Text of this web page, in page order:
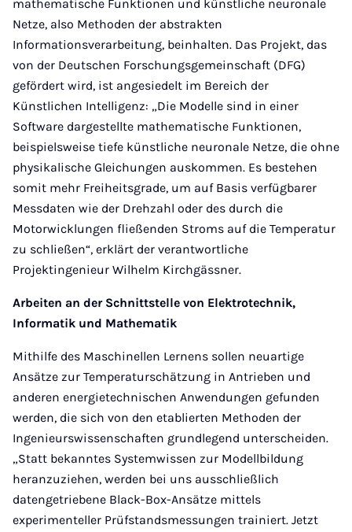
mathematische Funktionen und künstliche neuronale
Netze, also Methoden der abstrakten
Informationsverarbeitung, beinhalten. Das Projekt, das
von der Deutschen Forschungsgemeinschaft (DFG)
gefördert wird, ist angesiedelt im Bereich der
Künstlichen Intelligenz: „Die Modelle sind in einer
Software dargestellte mathematische Funktionen,
beispielsweise tiefe künstliche neuronale Netze, die ohne
physikalische Gleichungen auskommen. Es bestehen
somit mehr Freiheitsgrade, um auf Basis verfügbarer
Messdaten wie der Drehzahl oder des durch die
Motorwicklungen fließenden Stroms auf die Temperatur
zu schließen“, erklärt der verantwortliche
Projektingenieur Wilhelm Kirchgässner.
Arbeiten an der Schnittstelle von Elektrotechnik,
Informatik und Mathematik
Mithilfe des Maschinellen Lernens sollen neuartige
Ansätze zur Temperaturschätzung in Antrieben und
anderen energietechnischen Anwendungen gefunden
werden, die sich von den etablierten Methoden der
Ingenieurswissenschaften grundlegend unterscheiden.
„Statt bekanntes Systemwissen zur Modellbildung
heranzuziehen, werden bei uns ausschließlich
datengetriebene Black-Box-Ansätze mittels
experimenteller Prüfstandsmessungen trainiert. Jetzt